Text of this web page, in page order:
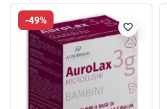
-49%
favorite_border